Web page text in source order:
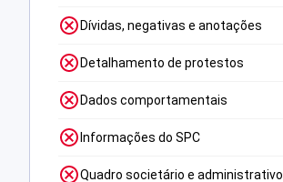
Dívidas, negativas e anotações
Detalhamento de protestos
Dados comportamentais
Informações do SPC
Quadro societário e administrativo